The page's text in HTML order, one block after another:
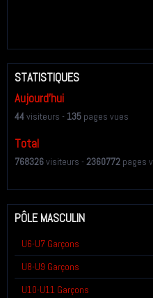
STATISTIQUES
Aujourd'hui
44visiteurs -135 pages vues
Total
768326visiteurs -2360772 pages
PÔLE MASCULIN
U6-U7 Garçons
U8-U9 Garçons
U10-U11 Garçons